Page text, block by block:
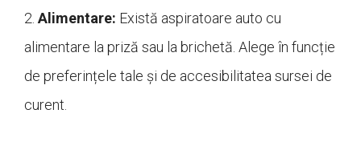
2. Alimentare: Există aspiratoare auto cu
alimentare la priză sau la brichetă. Alege în funcție
de preferințele tale și de accesibilitatea sursei de
curent.